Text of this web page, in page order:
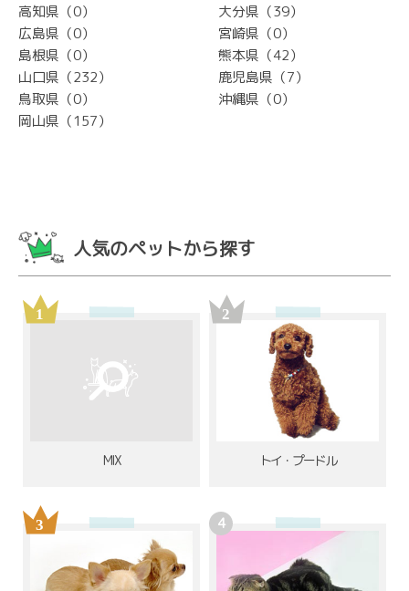
高知県（0）
広島県（0）
島根県（0）
山口県（232）
鳥取県（0）
岡山県（157）
大分県（39）
宮崎県（0）
熊本県（42）
鹿児島県（7）
沖縄県（0）
人気のペットから探す
MIX トイ・プードル